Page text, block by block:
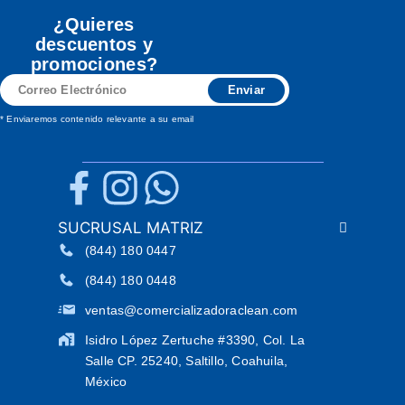
¿Quieres
descuentos y
promociones?
Correo
Electrónico
Enviar
* Enviaremos contenido relevante a su email
SUCRUSAL MATRIZ
(844) 180 0447
(844) 180 0448
ventas@comercializadoraclean.com
Isidro López Zertuche #3390, Col. La
Salle CP. 25240, Saltillo, Coahuila,
México